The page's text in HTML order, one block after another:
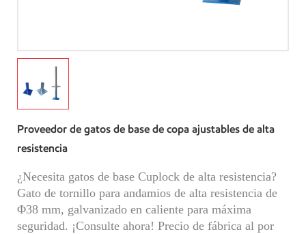
Proveedor de gatos de base de copa ajustables de alta
resistencia
¿Necesita gatos de base Cuplock de alta resistencia?
Gato de tornillo para andamios de alta resistencia de
Φ38 mm, galvanizado en caliente para máxima
seguridad. ¡Consulte ahora! Precio de fábrica al por